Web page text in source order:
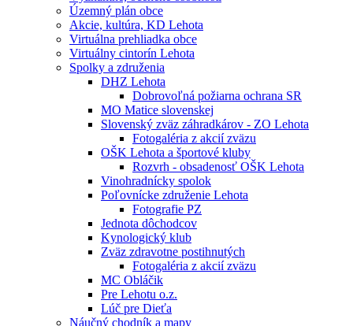
Územný plán obce
Akcie, kultúra, KD Lehota
Virtuálna prehliadka obce
Virtuálny cintorín Lehota
Spolky a združenia
DHZ Lehota
Dobrovoľná požiarna ochrana SR
MO Matice slovenskej
Slovenský zväz záhradkárov - ZO Lehota
Fotogaléria z akcií zväzu
OŠK Lehota a športové kluby
Rozvrh - obsadenosť OŠK Lehota
Vinohradnícky spolok
Poľovnícke združenie Lehota
Fotografie PZ
Jednota dôchodcov
Kynologický klub
Zväz zdravotne postihnutých
Fotogaléria z akcií zväzu
MC Obláčik
Pre Lehotu o.z.
Lúč pre Dieťa
Náučný chodník a mapy